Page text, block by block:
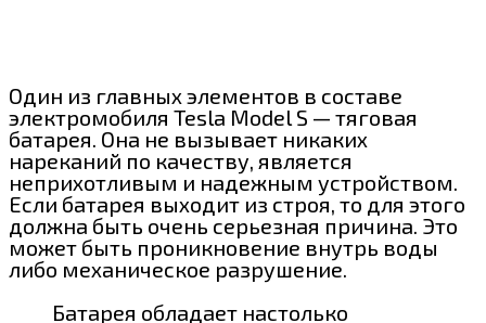
Один из главных элементов в составе
электромобиля Tesla Model S — тяговая
батарея. Она не вызывает никаких
нареканий по качеству, является
неприхотливым и надежным устройством.
Если батарея выходит из строя, то для этого
должна быть очень серьезная причина. Это
может быть проникновение внутрь воды
либо механическое разрушение.
Батарея обладает настолько